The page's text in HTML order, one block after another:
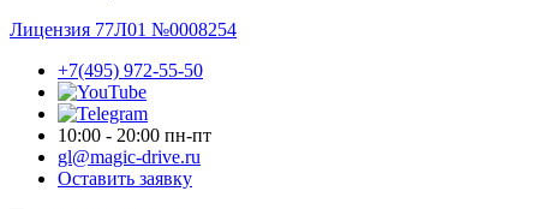
Лицензия 77Л01 №0008254
+7(495) 972-55-50
10:00 - 20:00 пн-пт
gl@magic-drive.ru
Оставить заявку